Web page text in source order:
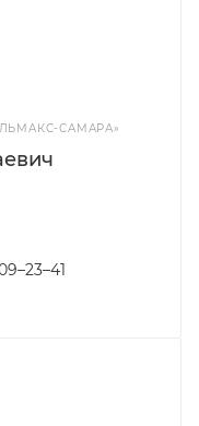
САМАРА»